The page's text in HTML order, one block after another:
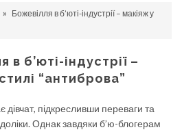
» Божевілля в б’юті-індустрії – макіяж у
в б’юті-індустрії –
“антиброва”
дівчат, підкресливши переваги та
Однак завдяки б’ю-блогерам